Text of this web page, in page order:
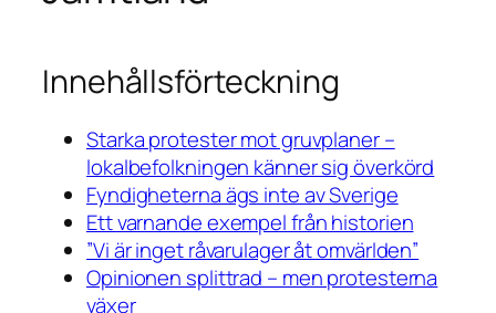
Innehållsförteckning
Starka protester mot gruvplaner –
lokalbefolkningen känner sig överkörd
Fyndigheterna ägs inte av Sverige
Ett varnande exempel från historien
”Vi är inget råvarulager åt omvärlden”
Opinionen splittrad – men protesterna
växer